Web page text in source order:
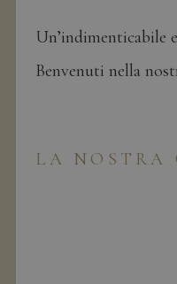
Un’indimenticabile
Benvenuti nella
LA NOSTRA